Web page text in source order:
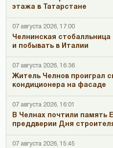
этажа в Татарстане
07 августа 2026, 17:00
Челнинская
и побывать в Италии
07 августа 2026, 16:36
Житель Челнов проиграл
кондиционера на фасаде
07 августа 2026, 16:01
В Челнах почтили память
преддверии Дня
07 августа 2026, 15:45